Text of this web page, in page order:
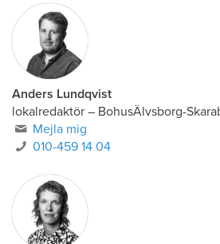
Anders Lundqvist
lokalredaktör – BohusÄlvsborg-
Mejla mig
010-459 14 04